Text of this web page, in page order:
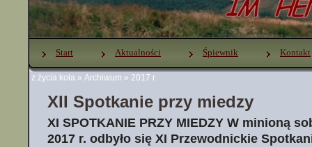
z życia koła » Archiwum » 2017 r
Start Aktualności Śpiewnik Kontakt
XII Spotkanie przy miedzy
XI SPOTKANIE PRZY MIEDZY W minioną
2017 r. odbyło się XI Przewodnickie